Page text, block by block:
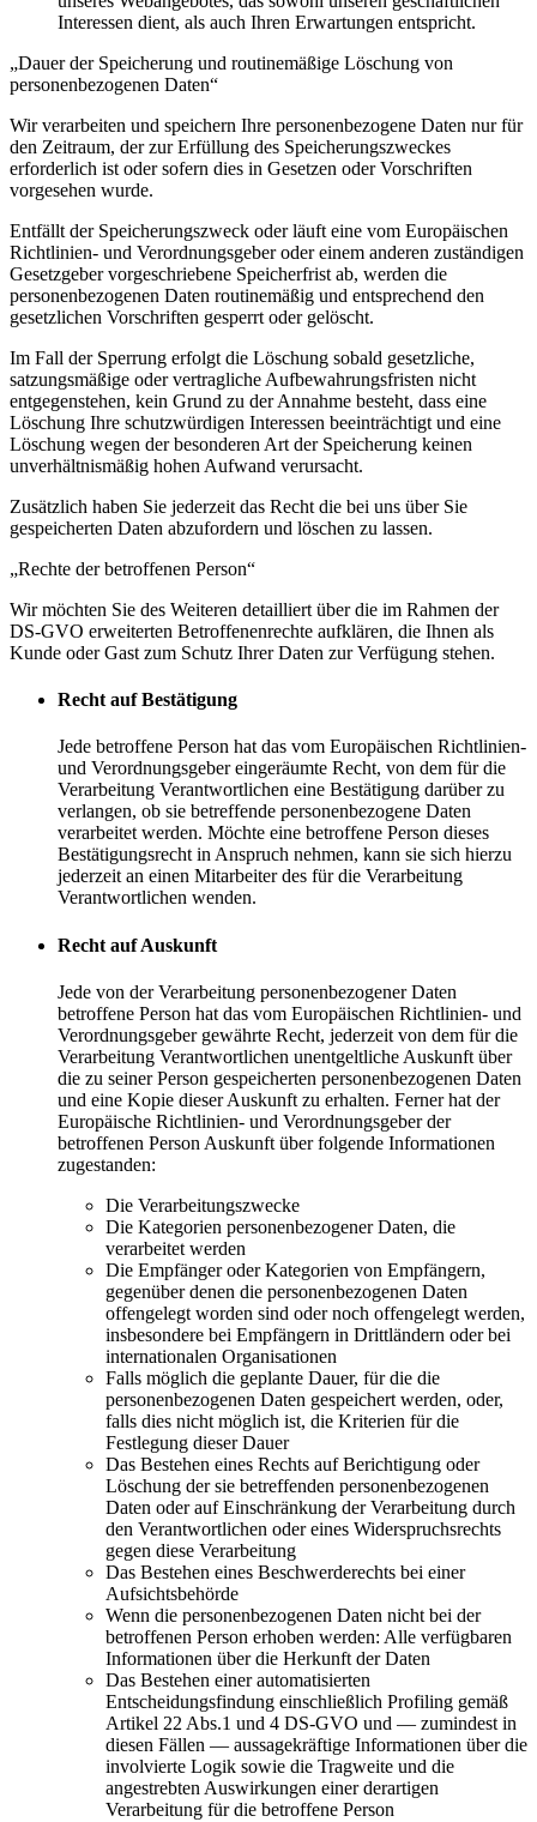
Interessen dient, als auch Ihren Erwartungen entspricht.
„Dauer der Speicherung und routinemäßige Löschung von
personenbezogenen Daten“
Wir verarbeiten und speichern Ihre personenbezogene Daten nur für
den Zeitraum, der zur Erfüllung des Speicherungszweckes
erforderlich ist oder sofern dies in Gesetzen oder Vorschriften
vorgesehen wurde.
Entfällt der Speicherungszweck oder läuft eine vom Europäischen
Richtlinien- und Verordnungsgeber oder einem anderen zuständigen
Gesetzgeber vorgeschriebene Speicherfrist ab, werden die
personenbezogenen Daten routinemäßig und entsprechend den
gesetzlichen Vorschriften gesperrt oder gelöscht.
Im Fall der Sperrung erfolgt die Löschung sobald gesetzliche,
satzungsmäßige oder vertragliche Aufbewahrungsfristen nicht
entgegenstehen, kein Grund zu der Annahme besteht, dass eine
Löschung Ihre schutzwürdigen Interessen beeinträchtigt und eine
Löschung wegen der besonderen Art der Speicherung keinen
unverhältnismäßig hohen Aufwand verursacht.
Zusätzlich haben Sie jederzeit das Recht die bei uns über Sie
gespeicherten Daten abzufordern und löschen zu lassen.
„Rechte der betroffenen Person“
Wir möchten Sie des Weiteren detailliert über die im Rahmen der
DS-GVO erweiterten Betroffenenrechte aufklären, die Ihnen als
Kunde oder Gast zum Schutz Ihrer Daten zur Verfügung stehen.
Recht auf Bestätigung
Jede betroffene Person hat das vom Europäischen Richtlinien-
und Verordnungsgeber eingeräumte Recht, von dem für die
Verarbeitung Verantwortlichen eine Bestätigung darüber zu
verlangen, ob sie betreffende personenbezogene Daten
verarbeitet werden. Möchte eine betroffene Person dieses
Bestätigungsrecht in Anspruch nehmen, kann sie sich hierzu
jederzeit an einen Mitarbeiter des für die Verarbeitung
Verantwortlichen wenden.
Recht auf Auskunft
Jede von der Verarbeitung personenbezogener Daten
betroffene Person hat das vom Europäischen Richtlinien- und
Verordnungsgeber gewährte Recht, jederzeit von dem für die
Verarbeitung Verantwortlichen unentgeltliche Auskunft über
die zu seiner Person gespeicherten personenbezogenen Daten
und eine Kopie dieser Auskunft zu erhalten. Ferner hat der
Europäische Richtlinien- und Verordnungsgeber der
betroffenen Person Auskunft über folgende Informationen
zugestanden:
Die Verarbeitungszwecke
Die Kategorien personenbezogener Daten, die
verarbeitet werden
Die Empfänger oder Kategorien von Empfängern,
gegenüber denen die personenbezogenen Daten
offengelegt worden sind oder noch offengelegt werden,
insbesondere bei Empfängern in Drittländern oder bei
internationalen Organisationen
Falls möglich die geplante Dauer, für die die
personenbezogenen Daten gespeichert werden, oder,
falls dies nicht möglich ist, die Kriterien für die
Festlegung dieser Dauer
Das Bestehen eines Rechts auf Berichtigung oder
Löschung der sie betreffenden personenbezogenen
Daten oder auf Einschränkung der Verarbeitung durch
den Verantwortlichen oder eines Widerspruchsrechts
gegen diese Verarbeitung
Das Bestehen eines Beschwerderechts bei einer
Aufsichtsbehörde
Wenn die personenbezogenen Daten nicht bei der
betroffenen Person erhoben werden: Alle verfügbaren
Informationen über die Herkunft der Daten
Das Bestehen einer automatisierten
Entscheidungsfindung einschließlich Profiling gemäß
Artikel 22 Abs.1 und 4 DS-GVO und — zumindest in
diesen Fällen — aussagekräftige Informationen über die
involvierte Logik sowie die Tragweite und die
angestrebten Auswirkungen einer derartigen
Verarbeitung für die betroffene Person